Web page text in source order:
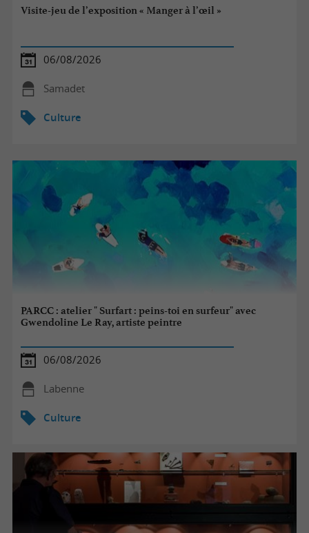
Visite-jeu de l’exposition « Manger à l’œil »
06/08/2026
Samadet
Culture
PARCC : atelier " Surfart : peins-toi en surfeur" avec
Gwendoline Le Ray, artiste peintre
06/08/2026
Labenne
Culture